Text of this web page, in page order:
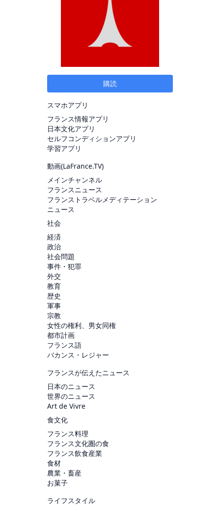
購読
スマホアプリ
フランス情報アプリ
日本文化アプリ
セルフコンディションアプリ
学習アプリ
動画(LaFrance.TV)
メインチャンネル
フランスニュース
フランストラベルメディテーション
ニュース
社会
経済
政治
社会問題
事件・犯罪
外交
教育
歴史
軍事
宗教
女性の権利、男女同権
都市計画
フランス語
バカンス・レジャー
フランスが伝えたニュース
日本のニュース
世界のニュース
Art de Vivre
食文化
フランス料理
フランス文化圏の食
フランス飲食産業
食材
農業・畜産
お菓子
ライフスタイル